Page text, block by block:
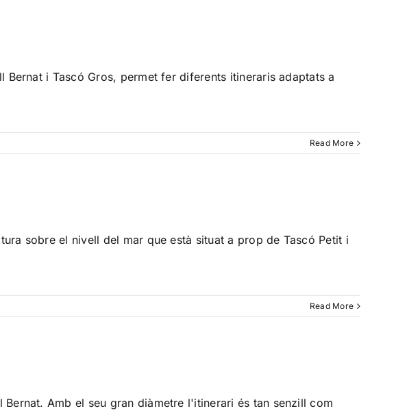
Bernat i Tascó Gros, permet fer diferents itineraris adaptats a
Read More
sobre el nivell del mar que està situat a prop de Tascó Petit i
Read More
Bernat. Amb el seu gran diàmetre l'itinerari és tan senzill com